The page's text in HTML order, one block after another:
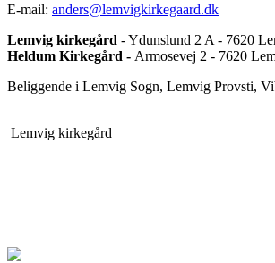
E-mail: anders@lemvigkirkegaard.dk
Lemvig kirkegård - Ydunslund 2 A - 7620
Heldum Kirkegård - Armosevej 2 - 7620
Beliggende i Lemvig Sogn, Lemvig Provsti,
Lemvig kirkegård